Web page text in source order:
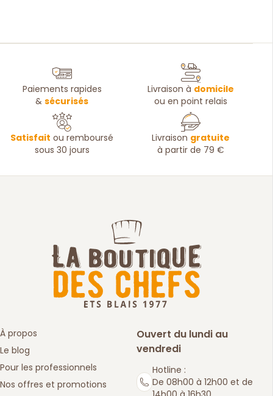
Paiements rapides
&sécurisés
Livraison à domicile
ou en point relais
Satisfait ou remboursé
sous 30 jours
Livraison gratuite
à partir de 79 €
À propos
Le blog
Pour les professionnels
Nos offres et promotions
Ouvert du lundi au
vendredi
Hotline :
De 08h00 à 12h00 et de